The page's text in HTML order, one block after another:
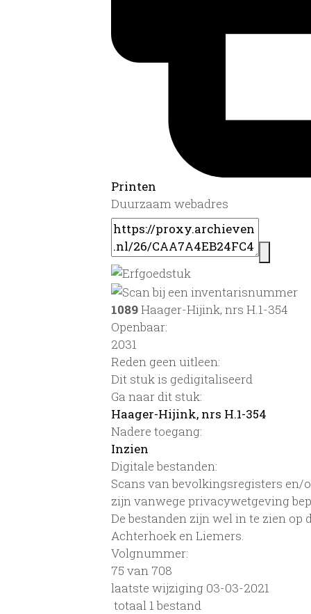
Printen
Duurzaam webadres
1089Haager-Hijink, nrs H.1-354
Openbaar:
2031
Reden geen uitleen:
Dit stuk is gedigitaliseerd
Ga naar dit stuk:
Haager-Hijink, nrs H.1-354
Nadere toegang:
Inzien
Digitale bestanden:
Scans van bevolkingsregisters en/
zijn vanwege privacywetgeving
De bestanden zijn wel in te zien
Achterhoek en Liemers.
Volgnummer:
75 van 708
laatste wijziging 03-03-2021
totaal 1 bestand